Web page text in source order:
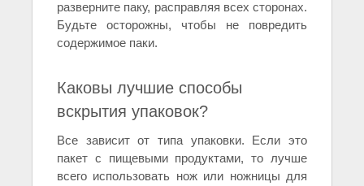
разверните паку, расправляя всех сторонах.
Будьте осторожны, чтобы не повредить
содержимое паки.
Каковы лучшие способы
вскрытия упаковок?
Все зависит от типа упаковки. Если это
пакет с пищевыми продуктами, то лучше
всего использовать нож или ножницы для